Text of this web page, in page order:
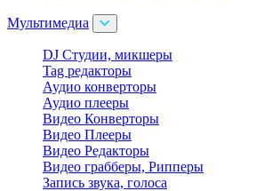
Мультимедиа
DJ Студии, микшеры
Tag редакторы
Аудио конверторы
Аудио плееры
Видео Конверторы
Видео Плееры
Видео Редакторы
Видео грабберы, Рипперы
Запись звука, голоса